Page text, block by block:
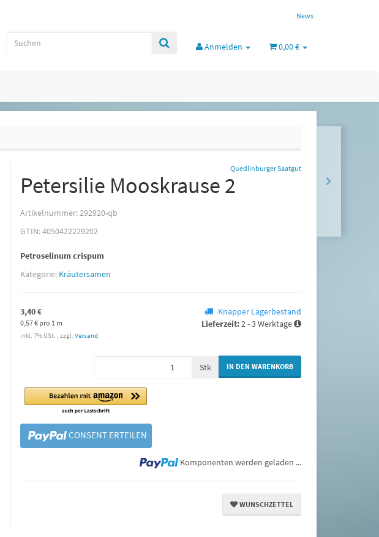
News
Anmelden 0,00 €
Quedlinburger Saatgut
Petersilie Mooskrause 2
Artikelnummer:292920-qb
GTIN:4050422229202
Petroselinum crispum
Kategorie: Kräutersamen
3,40 €
0,57 € pro 1 m
inkl. 7% USt. , zzgl. Versand
Knapper Lagerbestand
Lieferzeit:2 - 3 Werktage
Stk IN DEN WARENKORB
CONSENT ERTEILEN
Loading...
Komponenten werden geladen ...
WUNSCHZETTEL